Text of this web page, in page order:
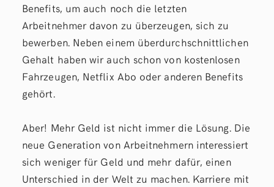
Benefits, um auch noch die letzten
Arbeitnehmer davon zu überzeugen, sich zu
bewerben. Neben einem überdurchschnittlichen
Gehalt haben wir auch schon von kostenlosen
Fahrzeugen, Netflix Abo oder anderen Benefits
gehört.
Aber! Mehr Geld ist nicht immer die Lösung. Die
neue Generation von Arbeitnehmern interessiert
sich weniger für Geld und mehr dafür, einen
Unterschied in der Welt zu machen. Karriere mit